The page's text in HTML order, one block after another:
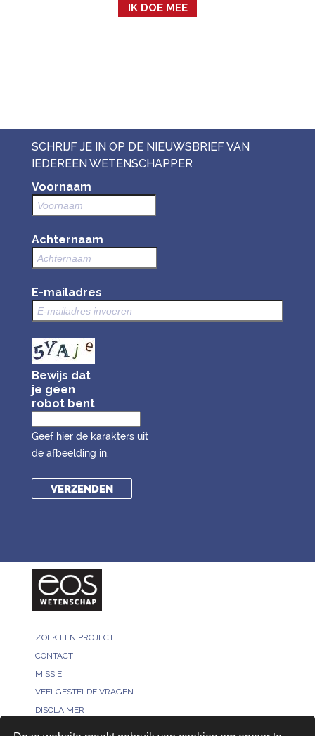
IK DOE MEE
SCHRIJF JE IN OP DE NIEUWSBRIEF VAN
IEDEREEN WETENSCHAPPER
Voornaam
Achternaam
E-mailadres
Bewijs dat
je geen
robot bent
Geef hier de karakters uit
de afbeelding in.
ZOEK EEN PROJECT
CONTACT
MISSIE
VEELGESTELDE VRAGEN
DISCLAIMER